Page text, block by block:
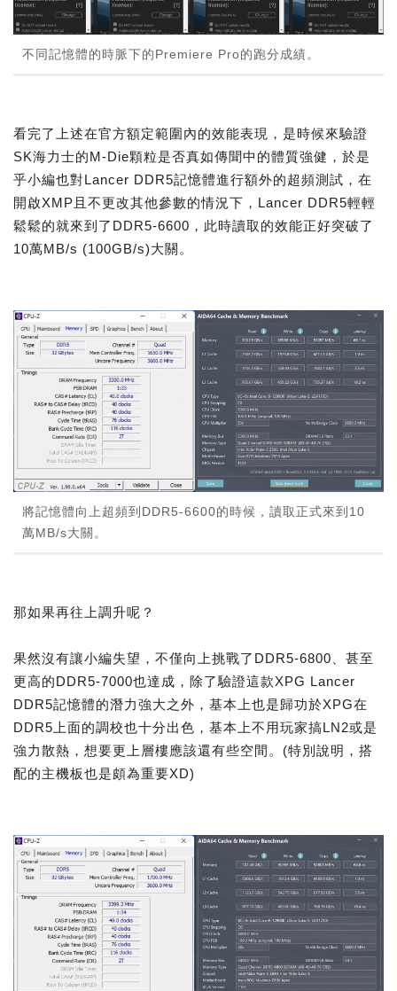
不同記憶體的時脈下的Premiere Pro的跑分成績。
看完了上述在官方額定範圍內的效能表現，是時候來驗證
SK海力士的M-Die顆粒是否真如傳聞中的體質強健，於是
乎小編也對Lancer DDR5記憶體進行額外的超頻測試，在
開啟XMP且不更改其他參數的情況下，Lancer DDR5輕輕
鬆鬆的就來到了DDR5-6600，此時讀取的效能正好突破了
10萬MB/s (100GB/s)大關。
將記憶體向上超頻到DDR5-6600的時候，讀取正式來到10
萬MB/s大關。
那如果再往上調升呢？
果然沒有讓小編失望，不僅向上挑戰了DDR5-6800、甚至
更高的DDR5-7000也達成，除了驗證這款XPG Lancer
DDR5記憶體的潛力強大之外，基本上也是歸功於XPG在
DDR5上面的調校也十分出色，基本上不用玩家搞LN2或是
強力散熱，想要更上層樓應該還有些空間。(特別說明，搭
配的主機板也是頗為重要XD)